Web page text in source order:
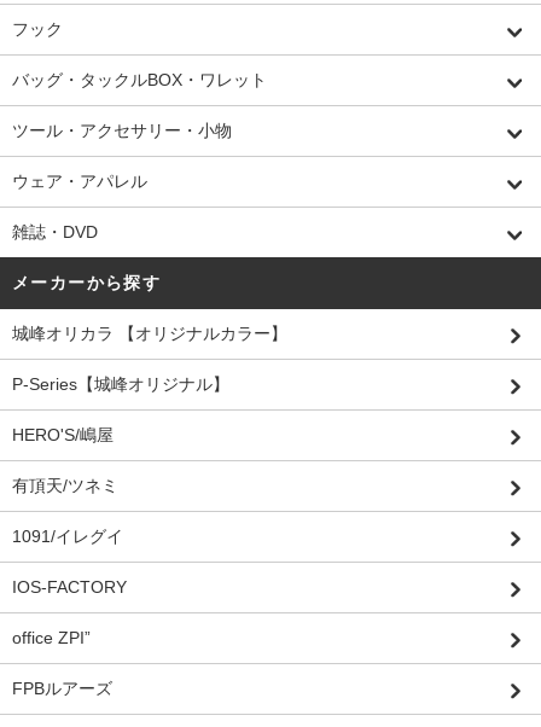
フック
バッグ・タックルBOX・ワレット
ツール・アクセサリー・小物
ウェア・アパレル
雑誌・DVD
メーカーから探す
城峰オリカラ 【オリジナルカラー】
P-Series【城峰オリジナル】
HERO'S/嶋屋
有頂天/ツネミ
1091/イレグイ
IOS-FACTORY
office ZPI”
FPBルアーズ